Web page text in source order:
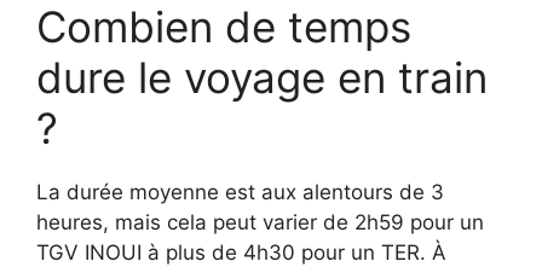
Combien de temps
dure le voyage en train
?
La durée moyenne est aux alentours de 3
heures, mais cela peut varier de 2h59 pour un
TGV INOUI à plus de 4h30 pour un TER. À